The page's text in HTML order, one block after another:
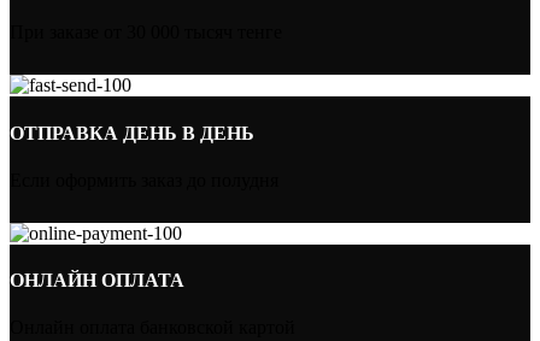
ОТПРАВКА ДЕНЬ В ДЕНЬ
ОНЛАЙН ОПЛАТА